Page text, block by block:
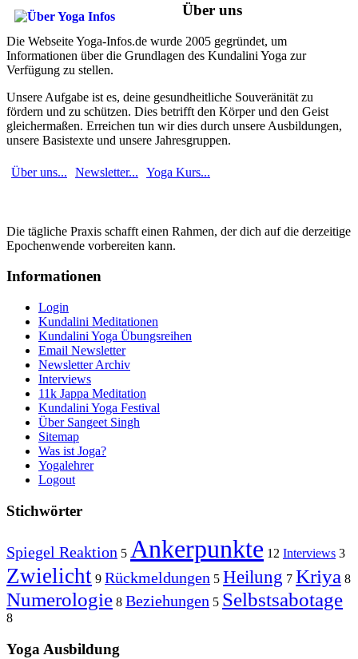
Über uns
Die Webseite Yoga-Infos.de wurde 2005 gegründet, um
Informationen über die Grundlagen des Kundalini Yoga zur
Verfügung zu stellen.
Unsere Aufgabe ist es, deine gesundheitliche Souveränität zu
fördern und zu schützen. Dies betrifft den Körper und den Geist
gleichermaßen. Erreichen tun wir dies durch unsere Ausbildungen,
unsere Basistexte und unsere Jahresgruppen.
Über uns... Newsletter... Yoga Kurs...
Die tägliche Praxis schafft einen Rahmen, der dich auf die derzeitige
Epochenwende vorbereiten kann.
Informationen
Login
Kundalini Meditationen
Kundalini Yoga Übungsreihen
Email Newsletter
Newsletter Archiv
Interviews
11k Jappa Meditation
Kundalini Yoga Festival
Über Sangeet Singh
Sitemap
Was ist Joga?
Yogalehrer
Logout
Stichwörter
Spiegel Reaktion 5 Ankerpunkte 12 Interviews 3
Zwielicht 9 Rückmeldungen 5 Heilung 7 Kriya 8
Numerologie 8 Beziehungen 5 Selbstsabotage
8
Yoga Ausbildung